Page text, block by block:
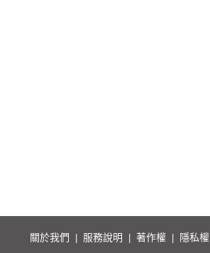
關於我們 服務說明 著作權 隱私權